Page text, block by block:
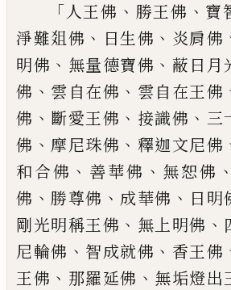
「人王佛 、 勝王佛 、 寶
淨難爼佛 、 日生佛 、 炎肩佛
明佛 、 無量德寶佛 、 蔽日月
佛 、 雲自在佛 、 雲自在王佛
佛 、 斷愛王佛 、 接識佛 、 三
佛 、 摩尼珠佛 、 釋迦文尼佛
和合佛 、 善華佛 、 無恕佛 、
佛 、 勝尊佛 、 成華佛 、 日明
剛光明稱王佛 、 無上明佛 、
尼輪佛 、 智成就佛 、 香王佛
王佛 、 那羅延佛 、 無垢燈出